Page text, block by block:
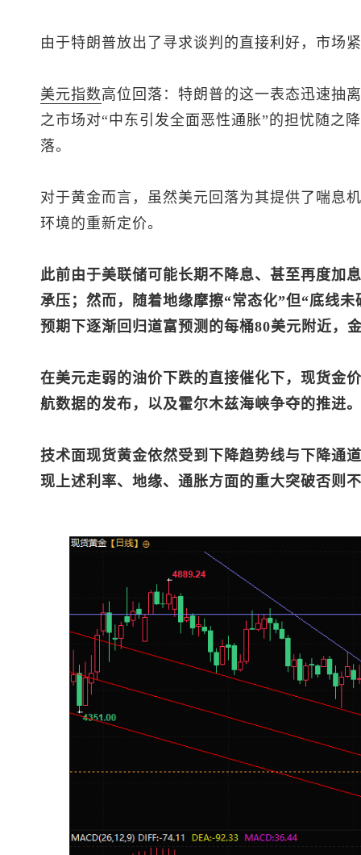
由于特朗普放出了寻求谈判的直接利好，市场
美元指数高位回落：特朗普的这一表态迅速抽
之市场对“中东引发全面恶性通胀”的担忧随之
落。
对于黄金而言，虽然美元回落为其提供了喘息
环境的重新定价。
此前由于美联储可能长期不降息、甚至再度加
承压；然而，随着地缘摩擦“常态化”但“底线
预期下逐渐回归道富预测的每桶80美元附近，
在美元走弱的油价下跌的直接催化下，现货金
航数据的发布，以及霍尔木兹海峡争夺的推进。
技术面现货黄金依然受到下降趋势线与下降通
现上述利率、地缘、通胀方面的重大突破否则